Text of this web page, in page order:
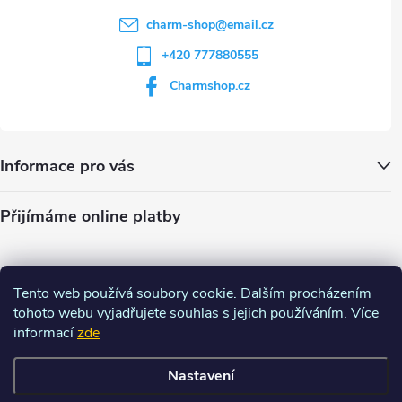
Tento web používá soubory cookie. Dalším procházením
tohoto webu vyjadřujete souhlas s jejich používáním. Více
informacízde
Nastavení
charm-shop@email.cz
+420 777880555
Charmshop.cz
Informace pro vás
Přijímáme online platby